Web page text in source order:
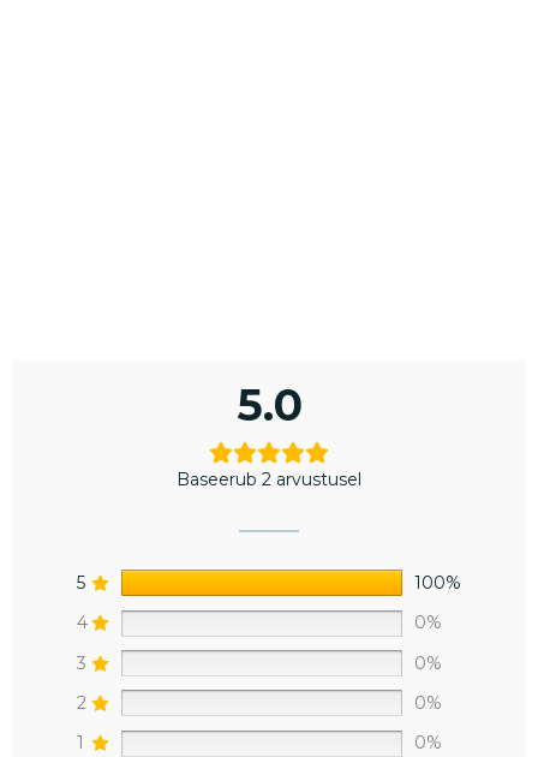
5.0
Baseerub 2 arvustusel
5
100%
4
0%
3
0%
2
0%
1
0%